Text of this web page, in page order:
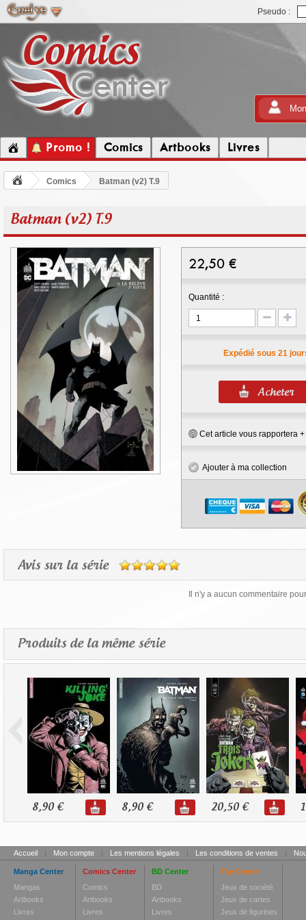
Pseudo :
Promo ! Comics Artbooks Livres
Comics Batman (v2) T.9
Batman (v2) T.9
22,50 €
Quantité :
Expédié sous 21
Cet article vous rapportera +
Ajouter à ma collection
Avis sur la série
Il n'y a aucun commentaire
Produits de la même série
8,90 € 8,90 € 20,50 €
Accueil | Mon compte | Les mentions légales | Les conditions de ventes |
Manga Center
Mangas
Artbooks
Livres
Comics Center
Comics
Artbooks
Livres
BD Center
BD
Artbooks
Livres
Toy Center
Jeux de société
Jeux de cartes
Jeux de figurines